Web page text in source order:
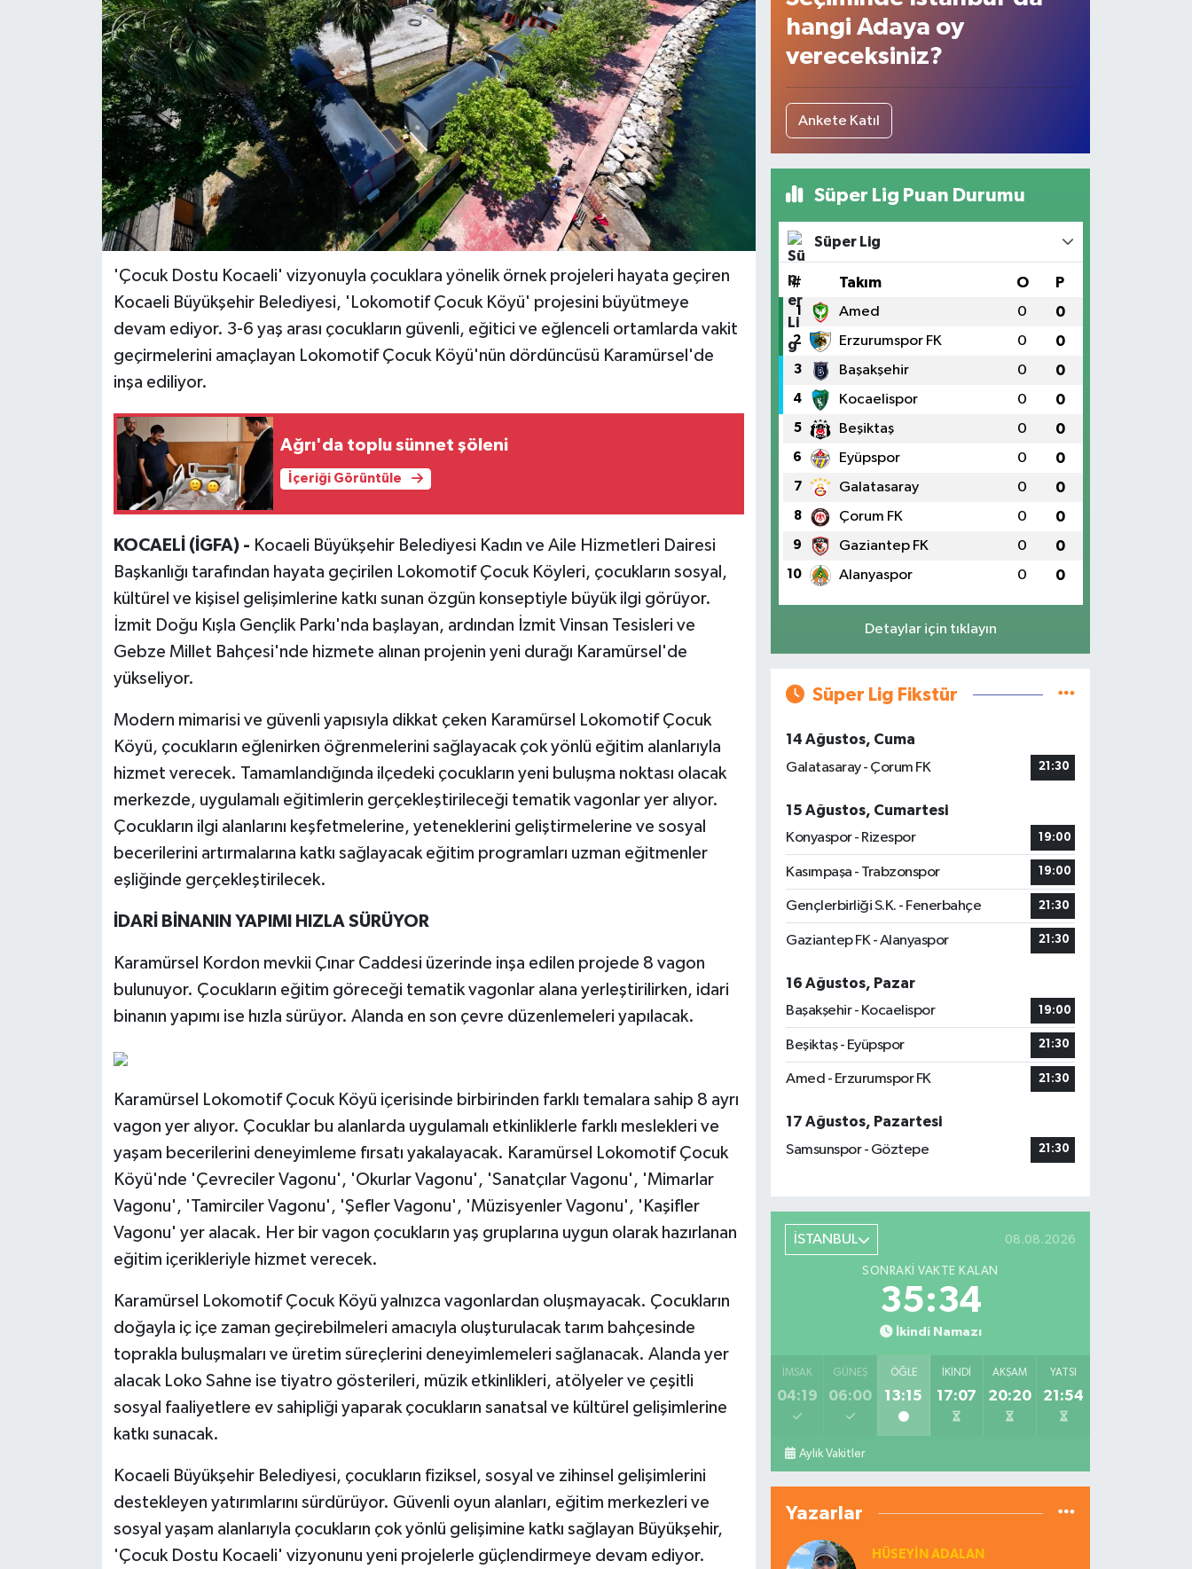
'Çocuk Dostu Kocaeli' vizyonuyla çocuklara yönelik örnek projeleri hayata geçiren
Kocaeli Büyükşehir Belediyesi, 'Lokomotif Çocuk Köyü' projesini büyütmeye
devam ediyor. 3-6 yaş arası çocukların güvenli, eğitici ve eğlenceli ortamlarda vakit
geçirmelerini amaçlayan Lokomotif Çocuk Köyü'nün dördüncüsü Karamürsel'de
inşa ediliyor.
Ağrı'da toplu sünnet şöleni
İçeriği Görüntüle
KOCAELİ (İGFA) - Kocaeli Büyükşehir Belediyesi Kadın ve Aile Hizmetleri Dairesi
Başkanlığı tarafından hayata geçirilen Lokomotif Çocuk Köyleri, çocukların sosyal,
kültürel ve kişisel gelişimlerine katkı sunan özgün konseptiyle büyük ilgi görüyor.
İzmit Doğu Kışla Gençlik Parkı'nda başlayan, ardından İzmit Vinsan Tesisleri ve
Gebze Millet Bahçesi'nde hizmete alınan projenin yeni durağı Karamürsel'de
yükseliyor.
Modern mimarisi ve güvenli yapısıyla dikkat çeken Karamürsel Lokomotif Çocuk
Köyü, çocukların eğlenirken öğrenmelerini sağlayacak çok yönlü eğitim alanlarıyla
hizmet verecek. Tamamlandığında ilçedeki çocukların yeni buluşma noktası olacak
merkezde, uygulamalı eğitimlerin gerçekleştirileceği tematik vagonlar yer alıyor.
Çocukların ilgi alanlarını keşfetmelerine, yeteneklerini geliştirmelerine ve sosyal
becerilerini artırmalarına katkı sağlayacak eğitim programları uzman eğitmenler
eşliğinde gerçekleştirilecek.
İDARİ BİNANIN YAPIMI HIZLA SÜRÜYOR
Karamürsel Kordon mevkii Çınar Caddesi üzerinde inşa edilen projede 8 vagon
bulunuyor. Çocukların eğitim göreceği tematik vagonlar alana yerleştirilirken, idari
binanın yapımı ise hızla sürüyor. Alanda en son çevre düzenlemeleri yapılacak.
Karamürsel Lokomotif Çocuk Köyü içerisinde birbirinden farklı temalara sahip 8 ayrı
vagon yer alıyor. Çocuklar bu alanlarda uygulamalı etkinliklerle farklı meslekleri ve
yaşam becerilerini deneyimleme fırsatı yakalayacak. Karamürsel Lokomotif Çocuk
Köyü'nde 'Çevreciler Vagonu', 'Okurlar Vagonu', 'Sanatçılar Vagonu', 'Mimarlar
Vagonu', 'Tamirciler Vagonu', 'Şefler Vagonu', 'Müzisyenler Vagonu', 'Kaşifler
Vagonu' yer alacak. Her bir vagon çocukların yaş gruplarına uygun olarak hazırlanan
eğitim içerikleriyle hizmet verecek.
Karamürsel Lokomotif Çocuk Köyü yalnızca vagonlardan oluşmayacak. Çocukların
doğayla iç içe zaman geçirebilmeleri amacıyla oluşturulacak tarım bahçesinde
toprakla buluşmaları ve üretim süreçlerini deneyimlemeleri sağlanacak. Alanda yer
alacak Loko Sahne ise tiyatro gösterileri, müzik etkinlikleri, atölyeler ve çeşitli
sosyal faaliyetlere ev sahipliği yaparak çocukların sanatsal ve kültürel gelişimlerine
katkı sunacak.
Kocaeli Büyükşehir Belediyesi, çocukların fiziksel, sosyal ve zihinsel gelişimlerini
destekleyen yatırımlarını sürdürüyor. Güvenli oyun alanları, eğitim merkezleri ve
sosyal yaşam alanlarıyla çocukların çok yönlü gelişimine katkı sağlayan Büyükşehir,
'Çocuk Dostu Kocaeli' vizyonunu yeni projelerle güçlendirmeye devam ediyor.
hangi Adaya oy
vereceksiniz?
Ankete Katıl
Süper Lig Puan Durumu
Süper Lig
# Takım O P
1 Amed 0 0
2 Erzurumspor FK 0 0
3 Başakşehir 0 0
4 Kocaelispor 0 0
5 Beşiktaş 0 0
6 Eyüpspor 0 0
7 Galatasaray 0 0
8 Çorum FK 0 0
9 Gaziantep FK 0 0
10 Alanyaspor 0 0
Detaylar için tıklayın
Süper Lig Fikstür
14 Ağustos, Cuma
Galatasaray - Çorum FK
21:30
15 Ağustos, Cumartesi
Konyaspor - Rizespor
19:00
Kasımpaşa - Trabzonspor 19:00
Gençlerbirliği S.K. - Fenerbahçe 21:30
Gaziantep FK - Alanyaspor 21:30
16 Ağustos, Pazar
Başakşehir - Kocaelispor
19:00
Beşiktaş - Eyüpspor 21:30
Amed - Erzurumspor FK 21:30
17 Ağustos, Pazartesi
Samsunspor - Göztepe
21:30
İSTANBUL 08.08.2026
SONRAKI VAKTE KALAN
35:33
İkindi Namazı
İMSAK
04:19
GÜNEŞ
06:00
ÖĞLE
13:15
İKINDI
17:07
AKŞAM
20:20
YATSI
21:54
Aylık Vakitler
Yazarlar
HÜSEYIN ADALAN